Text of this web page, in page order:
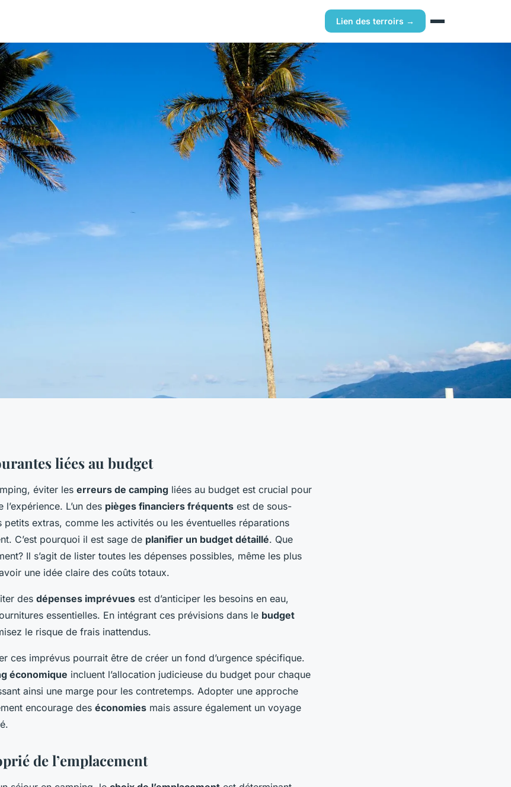
Lien des terroirs →
un camping
liées au budget
éviter les erreurs de camping liées au budget est crucial pour
L’un des pièges financiers fréquents est de sous-
petits extras, comme les activités ou les éventuelles réparations
C’est pourquoi il est sage de planifier un budget détaillé. Que
Il s’agit de lister toutes les dépenses possibles, même les plus
une idée claire des coûts totaux.
des dépenses imprévues est d’anticiper les besoins en eau,
essentielles. En intégrant ces prévisions dans le budget
le risque de frais inattendus.
ces imprévus pourrait être de créer un fond d’urgence spécifique.
économique incluent l’allocation judicieuse du budget pour chaque
ainsi une marge pour les contretemps. Adopter une approche
encourage des économies mais assure également un voyage
de l’emplacement